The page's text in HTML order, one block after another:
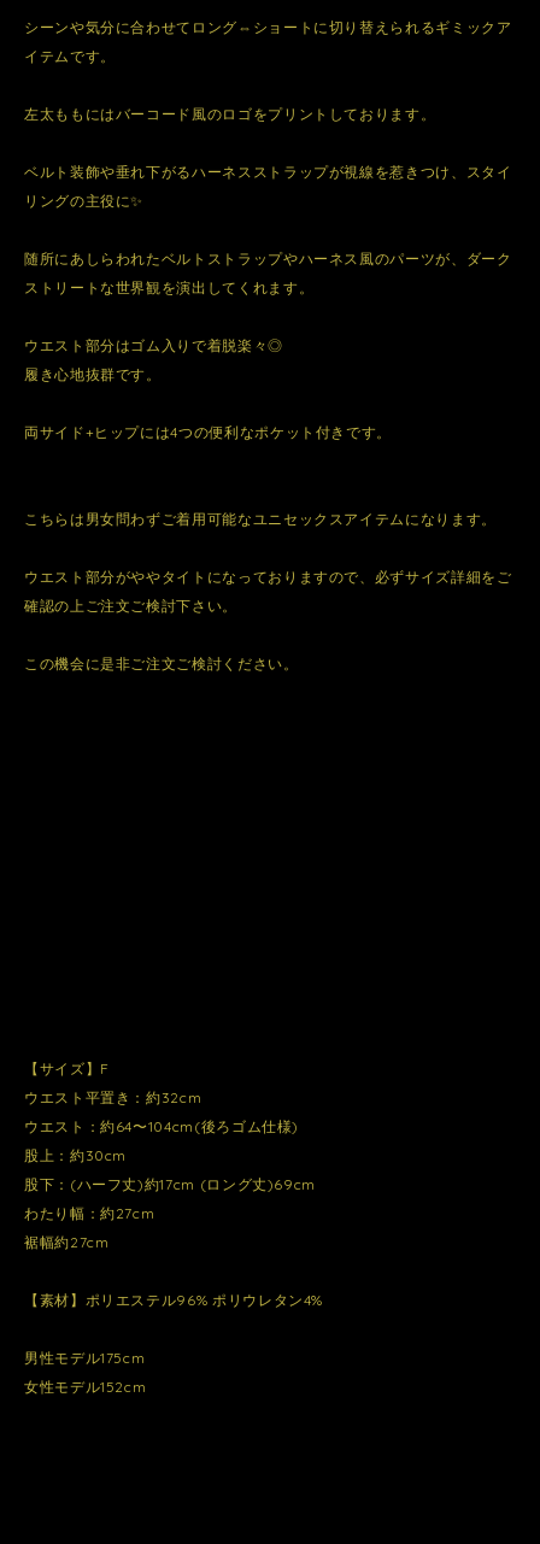
シーンや気分に合わせてロング⇔ショートに切り替えられるギミックア
イテムです。
左太ももにはバーコード風のロゴをプリントしております。
ベルト装飾や垂れ下がるハーネスストラップが視線を惹きつけ、スタイ
リングの主役に✨
随所にあしらわれたベルトストラップやハーネス風のパーツが、ダーク
ストリートな世界観を演出してくれます。
ウエスト部分はゴム入りで着脱楽々◎
履き心地抜群です。
両サイド+ヒップには4つの便利なポケット付きです。
こちらは男女問わずご着用可能なユニセックスアイテムになります。
ウエスト部分がややタイトになっておりますので、必ずサイズ詳細をご
確認の上ご注文ご検討下さい。
この機会に是非ご注文ご検討ください。
【サイズ】F
ウエスト平置き：約32cm
ウエスト：約64〜104cm(後ろゴム仕様)
股上：約30cm
股下：(ハーフ丈)約17cm (ロング丈)69cm
わたり幅：約27cm
裾幅約27cm
【素材】ポリエステル96% ポリウレタン4%
男性モデル175cm
女性モデル152cm